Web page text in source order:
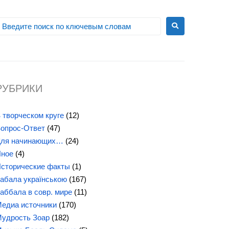
творческом круге (12)
Ответ (47)
начинающих… (24)
(4)
факты (1)
українською (167)
в совр. мире (11)
источники (170)
Зоар (182)